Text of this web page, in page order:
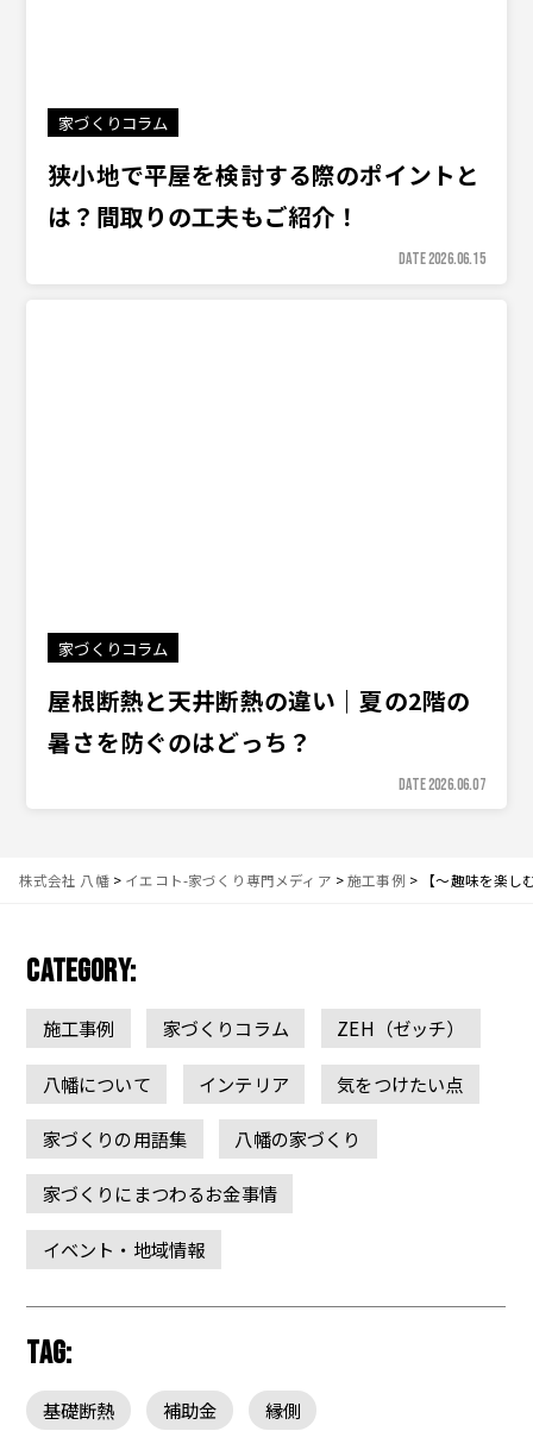
家づくりコラム
狭小地で平屋を検討する際のポイントと
は？間取りの工夫もご紹介！
DATE 2026.06.15
家づくりコラム
屋根断熱と天井断熱の違い｜夏の2階の
暑さを防ぐのはどっち？
DATE 2026.06.07
株式会社 八幡> イエコト-家づくり専門メディア >施工事例 > 【〜趣味を楽
CATEGORY:
施工事例 家づくりコラム ZEH（ゼッチ）
八幡について インテリア 気をつけたい点
家づくりの用語集 八幡の家づくり
家づくりにまつわるお金事情
イベント・地域情報
TAG:
基礎断熱 補助金 縁側